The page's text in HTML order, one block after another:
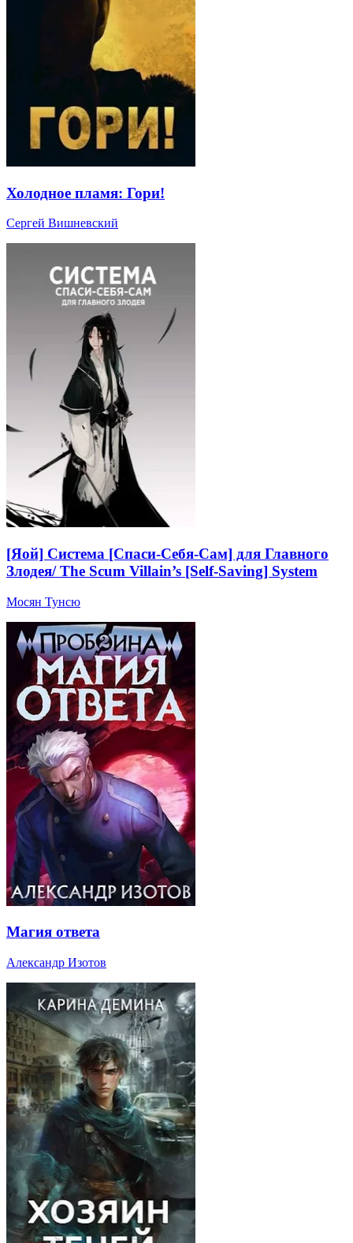
Холодное пламя: Гори!
Сергей Вишневский
[Яой] Система [Спаси-Себя-Сам] для Главного
Злодея/ The Scum Villain’s [Self-Saving] System
Мосян Тунсю
Магия ответа
Александр Изотов